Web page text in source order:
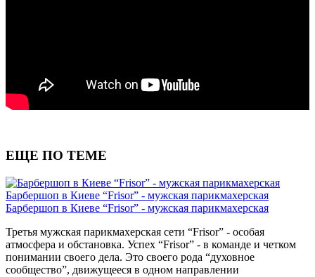
ЕЩЕ ПО ТЕМЕ
Барбершоп в Киеве “Frisor” - мужская парикмахерская
Барбершоп в Киеве “Frisor” - мужская парикмахерская
Третья мужская парикмахерская сети “Frisor” - особая
атмосфера и обстановка. Успех “Frisor” - в команде и четком
понимании своего дела. Это своего рода “духовное
сообщество”, движущееся в одном направлении